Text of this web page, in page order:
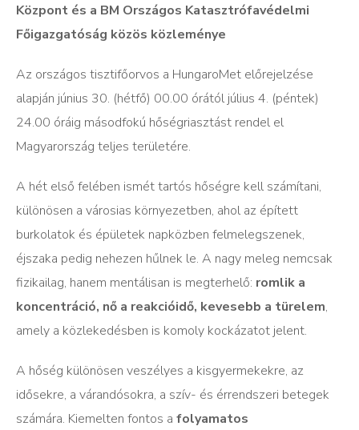
Központ és a BM Országos Katasztrófavédelmi
Főigazgatóság közös közleménye
Az országos tisztifőorvos a HungaroMet előrejelzése
alapján június 30. (hétfő) 00.00 órától július 4. (péntek)
24.00 óráig másodfokú hőségriasztást rendel el
Magyarország teljes területére.
A hét első felében ismét tartós hőségre kell számítani,
különösen a városias környezetben, ahol az épített
burkolatok és épületek napközben felmelegszenek,
éjszaka pedig nehezen hűlnek le. A nagy meleg nemcsak
fizikailag, hanem mentálisan is megterhelő: romlik a
koncentráció, nő a reakcióidő, kevesebb a türelem,
amely a közlekedésben is komoly kockázatot jelent.
A hőség különösen veszélyes a kisgyermekekre, az
idősekre, a várandósokra, a szív- és érrendszeri betegek
számára. Kiemelten fontos a folyamatos